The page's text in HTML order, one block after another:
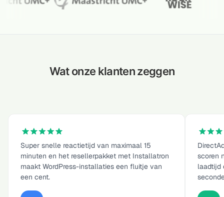
Wat onze klanten zeggen
Super snelle reactietijd van maximaal 15
minuten en het resellerpakket met Installatron
maakt WordPress-installaties een fluitje van
een cent.
scoren
laadtijd